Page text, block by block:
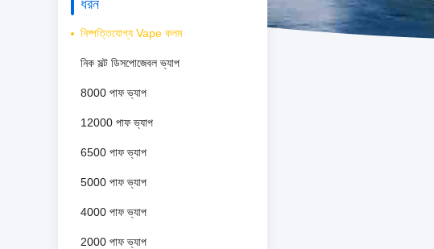
ধরন
নিষ্পত্তিযোগ্য Vape কলম
নিক সল্ট ডিসপোজেবল ভ্যাপ
8000 পাফ ভ্যাপ
12000 পাফ ভ্যাপ
6500 পাফ ভ্যাপ
5000 পাফ ভ্যাপ
4000 পাফ ভ্যাপ
2000 পাফ ভ্যাপ